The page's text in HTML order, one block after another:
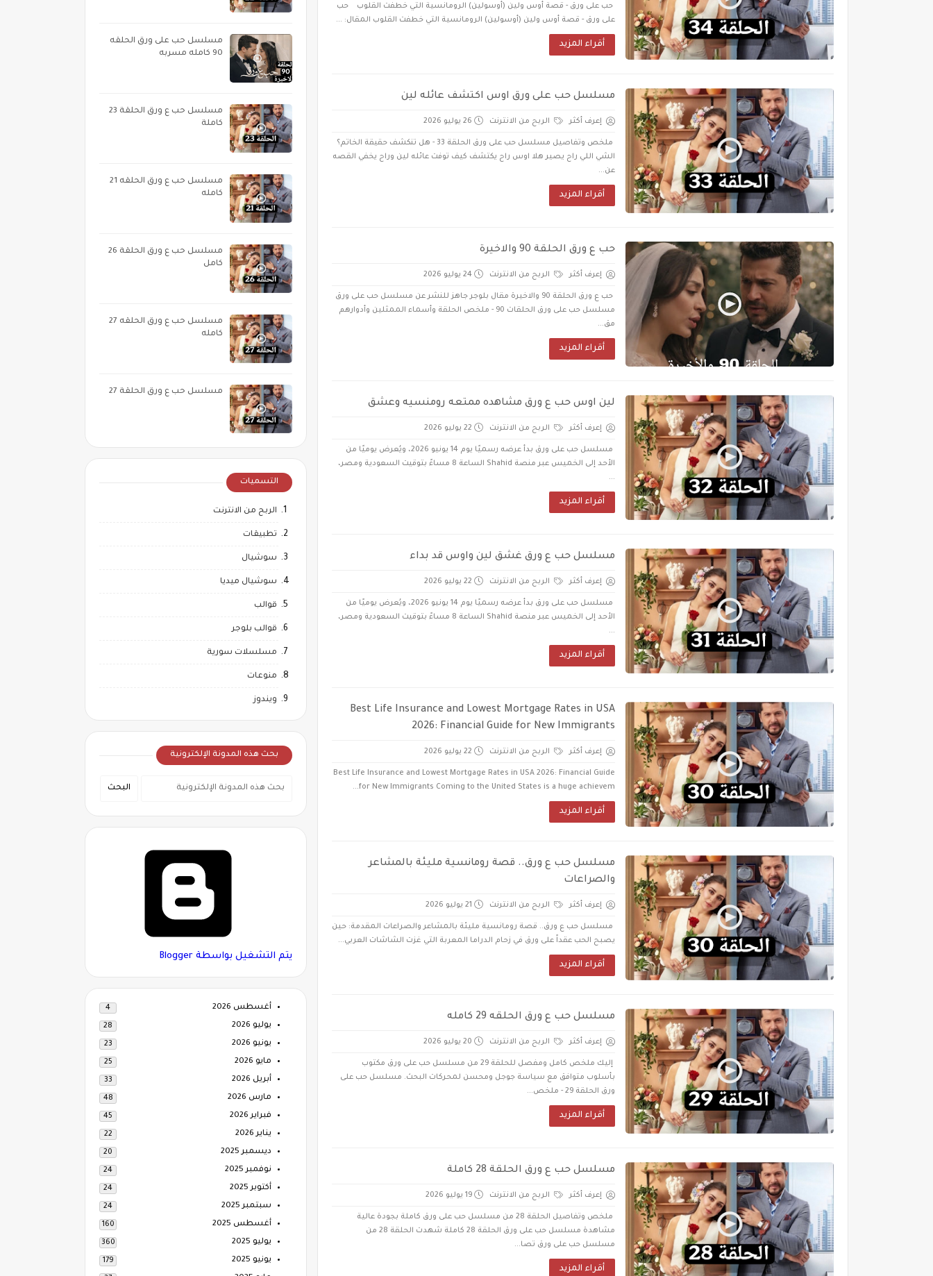
حب على ورق - قصة أوس ولين (أوسولين) الرومانسية التي خطفت القلوب حب
على ورق - قصة أوس ولين (أوسولين) الرومانسية التي خطفت القلوب المقال: ...
أقراء المزيد
مسلسل حب على ورق اوس اكتشف عائله لين
إعرف أكثر الربح من الانترنت 26 يوليو 2026
ملخص وتفاصيل مسلسل حب على ورق الحلقة 33 - هل تنكشف حقيقة الخاتم؟
الشي اللي راح يصير هلا اوس راح يكتشف كيف توفت عائله لين وراح يخفي القصه
عن...
أقراء المزيد
حب ع ورق الحلقة 90 والاخيرة
إعرف أكثر الربح من الانترنت 24 يوليو 2026
حب ع ورق الحلقة 90 والاخيرة مقال بلوجر جاهز للنشر عن مسلسل حب على ورق
مسلسل حب على ورق الحلقات 90 - ملخص الحلقة وأسماء الممثلين وأدوارهم
مق...
أقراء المزيد
لين اوس حب ع ورق مشاهده ممتعه رومنسيه وعشق
إعرف أكثر الربح من الانترنت 22 يوليو 2026
مسلسل حب على ورق بدأ عرضه رسميًا يوم 14 يونيو 2026، ويُعرض يوميًا من
الأحد إلى الخميس عبر منصة Shahid الساعة 8 مساءً بتوقيت السعودية ومصر،
...
أقراء المزيد
مسلسل حب ع ورق غشق لين واوس قد بداء
إعرف أكثر الربح من الانترنت 22 يوليو 2026
مسلسل حب على ورق بدأ عرضه رسميًا يوم 14 يونيو 2026، ويُعرض يوميًا من
الأحد إلى الخميس عبر منصة Shahid الساعة 8 مساءً بتوقيت السعودية ومصر،
...
أقراء المزيد
Best Life Insurance and Lowest Mortgage Rates in USA
2026: Financial Guide for New Immigrants
إعرف أكثر الربح من الانترنت 22 يوليو 2026
Best Life Insurance and Lowest Mortgage Rates in USA 2026: Financial Guide
for New Immigrants Coming to the United States is a huge achievem...
أقراء المزيد
مسلسل حب ع ورق.. قصة رومانسية مليئة بالمشاعر
والصراعات
إعرف أكثر الربح من الانترنت 21 يوليو 2026
مسلسل حب ع ورق.. قصة رومانسية مليئة بالمشاعر والصراعات المقدمة: حين
يصبح الحب عقداً على ورق في زحام الدراما المعربة التي غزت الشاشات العربي...
أقراء المزيد
مسلسل حب ع ورق الحلقه 29 كامله
إعرف أكثر الربح من الانترنت 20 يوليو 2026
إليك ملخص كامل ومفصل للحلقة 29 من مسلسل حب على ورق مكتوب
بأسلوب متوافق مع سياسة جوجل ومحسن لمحركات البحث. مسلسل حب على
ورق الحلقة 29 - ملخص...
أقراء المزيد
مسلسل حب ع ورق الحلقة 28 كاملة
إعرف أكثر الربح من الانترنت 19 يوليو 2026
ملخص وتفاصيل الحلقة 28 من مسلسل حب على ورق كاملة بجودة عالية
مشاهدة مسلسل حب على ورق الحلقة 28 كاملة شهدت الحلقة 28 من
مسلسل حب على ورق تصا...
أقراء المزيد
مسلسل حب على ورق الحلقه
90 كامله مسربه
مسلسل حب ع ورق الحلقة 23
كاملة
مسلسل حب ع ورق الحلقه 21
كامله
مسلسل حب ع ورق الحلقة 26
كامل
مسلسل حب ع ورق الحلقه 27
كامله
مسلسل حب ع ورق الحلقة 27
التسميات
الربح من الانترنت
تطبيقات
سوشيال
سوشيال ميديا
قوالب
قوالب بلوجر
مسلسلات سورية
منوعات
ويندوز
بحث هذه المدونة الإلكترونية
‏يتم التشغيل بواسطة Blogger
أغسطس 2026 4
يوليو 2026 28
يونيو 2026 23
مايو 2026 25
أبريل 2026 33
مارس 2026 48
فبراير 2026 45
يناير 2026 22
ديسمبر 2025 20
نوفمبر 2025 24
أكتوبر 2025 24
سبتمبر 2025 24
أغسطس 2025 160
يوليو 2025 360
يونيو 2025 179